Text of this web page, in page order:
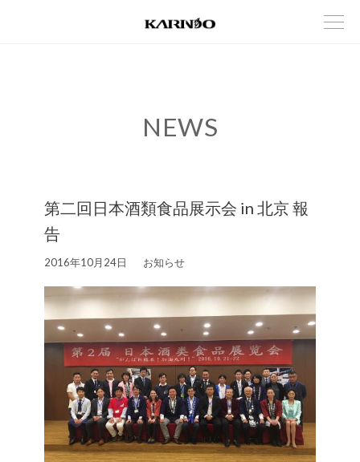
NEWS
第二回日本酒類食品展示会 in 北京 報
告
2016年10月24日 お知らせ